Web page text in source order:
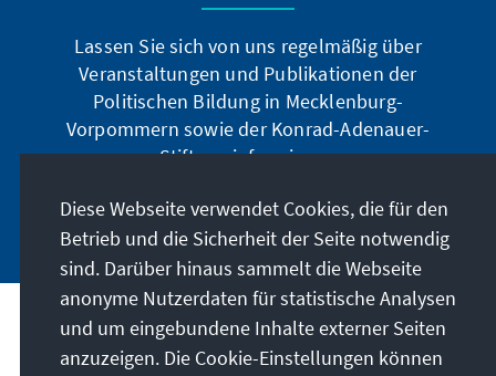
Lassen Sie sich von uns regelmäßig über
Veranstaltungen und Publikationen der
Politischen Bildung in Mecklenburg-
Vorpommern sowie der Konrad-Adenauer-
Stiftung informieren.
Jetzt abonnieren
Anschrift
Diese Webseite verwendet Cookies, die für den
Betrieb und die Sicherheit der Seite notwendig
sind. Darüber hinaus sammelt die Webseite
anonyme Nutzerdaten für statistische Analysen
und um eingebundene Inhalte externer Seiten
anzuzeigen. Die Cookie-Einstellungen können